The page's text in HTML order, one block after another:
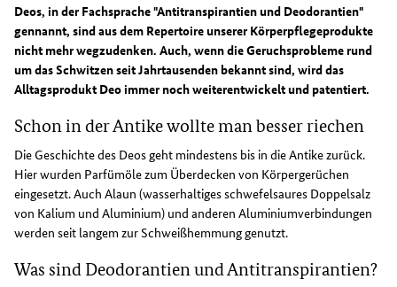
Deos, in der Fachsprache "Antitranspirantien und Deodorantien"
gennannt, sind aus dem Repertoire unserer Körperpflegeprodukte
nicht mehr wegzudenken. Auch, wenn die Geruchsprobleme rund
um das Schwitzen seit Jahrtausenden bekannt sind, wird das
Alltagsprodukt Deo immer noch weiterentwickelt und patentiert.
Schon in der Antike wollte man besser riechen
Die Geschichte des Deos geht mindestens bis in die Antike zurück.
Hier wurden Parfümöle zum Überdecken von Körpergerüchen
eingesetzt. Auch Alaun (wasserhaltiges schwefelsaures Doppelsalz
von Kalium und Aluminium) und anderen Aluminiumverbindungen
werden seit langem zur Schweißhemmung genutzt.
Was sind Deodorantien und Antitranspirantien?